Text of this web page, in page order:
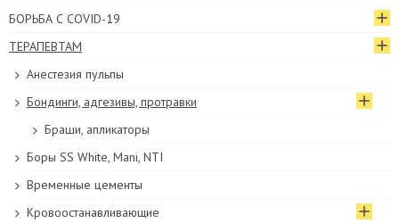
БОРЬБА С COVID-19
ТЕРАПЕВТАМ
Анестезия пульпы
Бондинги, адгезивы, протравки
Браши, апликаторы
Боры SS White, Mani, NTI
Временные цементы
Кровоостанавливающие